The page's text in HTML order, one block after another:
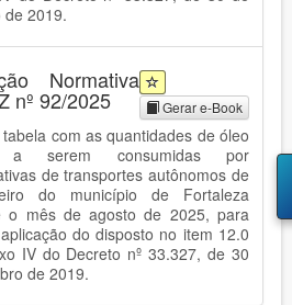
de 2019.
Normativa
nº 92/2025 Gerar e-Book
tabela com as quantidades de óleo
a serem consumidas por
de transportes autônomos de
do município de Fortaleza
o mês de agosto de 2025, para
do disposto no item 12.0
IV do Decreto nº 33.327, de 30
de 2019.